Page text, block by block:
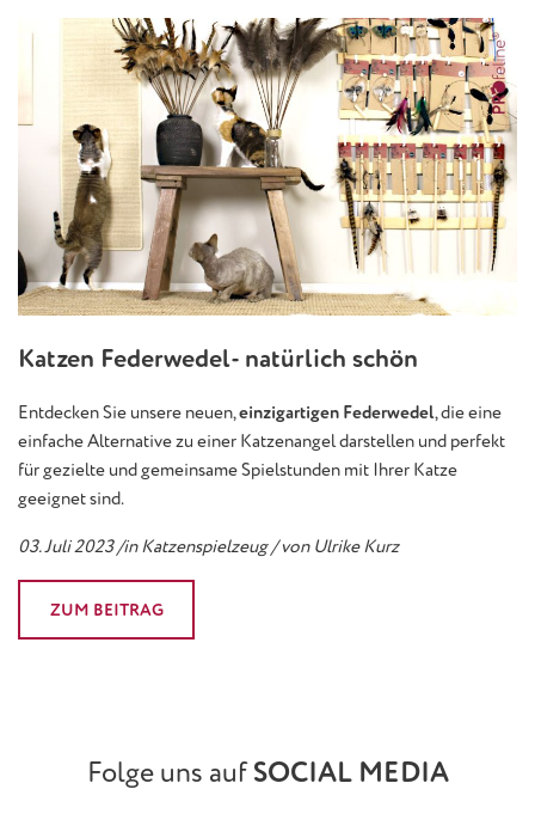
Katzen Federwedel- natürlich schön
Entdecken Sie unsere neuen,einzigartigen Federwedel, die eine
einfache Alternative zu einer Katzenangel darstellen und perfekt
für gezielte und gemeinsame Spielstunden mit Ihrer Katze
geeignet sind.
03. Juli 2023 /in Katzenspielzeug / von Ulrike Kurz
ZUM BEITRAG
Folge uns aufSOCIAL MEDIA